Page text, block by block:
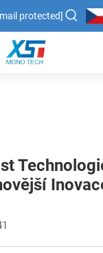
protected]